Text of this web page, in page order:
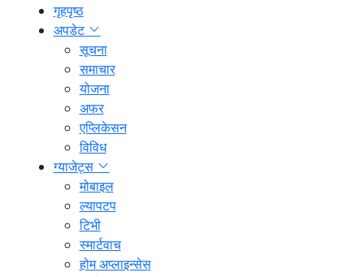
गृहपृष्ठ
अपडेट
सूचना
समाचार
योजना
अफर
एप्लिकेसन
विविध
ग्याजेट्स
मोबाइल
ल्यापटप
टिभी
स्मार्टवाच
होम अप्लाइन्सेस